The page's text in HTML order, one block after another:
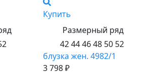
Купить
Размерный ряд
42 44 46 48 50 52
блузка жен. 4982/1
3 798 ₽